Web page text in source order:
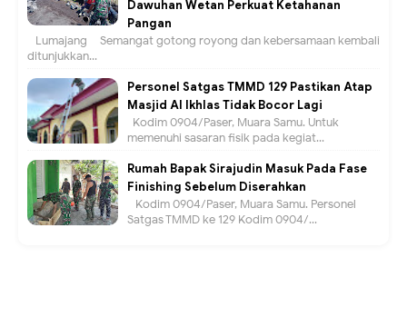
Dawuhan Wetan Perkuat Ketahanan
Pangan
Lumajang – Semangat gotong royong dan kebersamaan kembali
ditunjukkan...
Personel Satgas TMMD 129 Pastikan Atap
Masjid Al Ikhlas Tidak Bocor Lagi
Kodim 0904/Paser, Muara Samu. Untuk
memenuhi sasaran fisik pada kegiat...
Rumah Bapak Sirajudin Masuk Pada Fase
Finishing Sebelum Diserahkan
Kodim 0904/Paser, Muara Samu. Personel
Satgas TMMD ke 129 Kodim 0904/...